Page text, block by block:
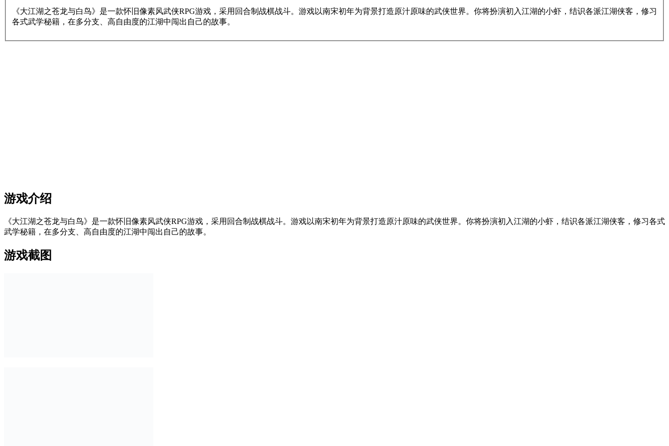
《大江湖之苍龙与白鸟》是一款怀旧像素风武侠RPG游戏，采用回合制战棋战斗。游戏以南宋初年为背景打造原汁原味的武侠世界。你将扮演初入江湖的小虾，结识各派江湖侠客，修习
各式武学秘籍，在多分支、高自由度的江湖中闯出自己的故事。
游戏介绍
《大江湖之苍龙与白鸟》是一款怀旧像素风武侠RPG游戏，采用回合制战棋战斗。游戏以南宋初年为背景打造原汁原味的武侠世界。你将扮演初入江湖的小虾，结识各派江湖侠客，修习各式
武学秘籍，在多分支、高自由度的江湖中闯出自己的故事。
游戏截图